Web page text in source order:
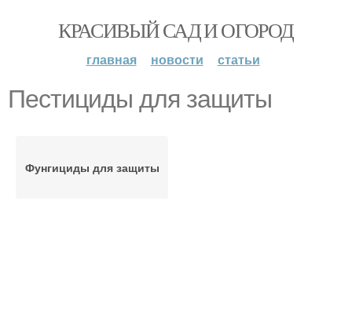
КРАСИВЫЙ САД И ОГОРОД
главная новости статьи
Пестициды для защиты
Фунгициды для защиты